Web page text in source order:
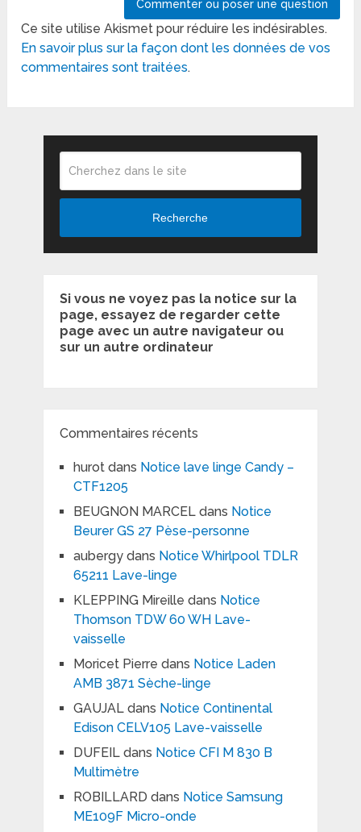
Ce site utilise Akismet pour réduire les indésirables.
En savoir plus sur la façon dont les données de vos
commentaires sont traitées.
Recherche
Si vous ne voyez pas la notice sur la
page, essayez de regarder cette
page avec un autre navigateur ou
sur un autre ordinateur
Commentaires récents
hurotdans Notice lave linge Candy –
CTF1205
BEUGNON MARCELdans Notice
Beurer GS 27 Pèse-personne
aubergydans Notice Whirlpool TDLR
65211 Lave-linge
KLEPPING Mireille dans Notice
Thomson TDW 60 WH Lave-
vaisselle
Moricet Pierre dans Notice Laden
AMB 3871 Sèche-linge
GAUJALdans Notice Continental
Edison CELV105 Lave-vaisselle
DUFEILdans Notice CFI M 830 B
Multimètre
ROBILLARD dans Notice Samsung
ME109F Micro-onde